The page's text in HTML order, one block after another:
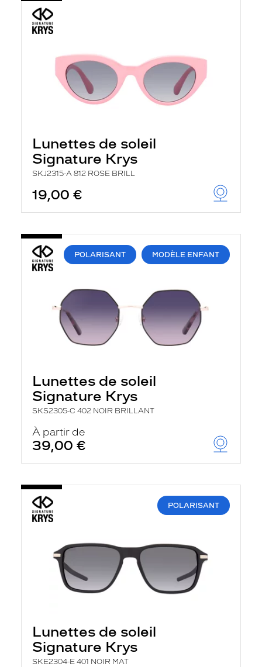
Lunettes de soleil
Signature Krys
SKJ2315-A 812 ROSE BRILL
19,00 €
POLARISANT MODÈLE ENFANT
Lunettes de soleil
Signature Krys
SKS2305-C 402 NOIR BRILLANT
À partir de
39,00 €
POLARISANT
Lunettes de soleil
Signature Krys
SKE2304-E 401 NOIR MAT